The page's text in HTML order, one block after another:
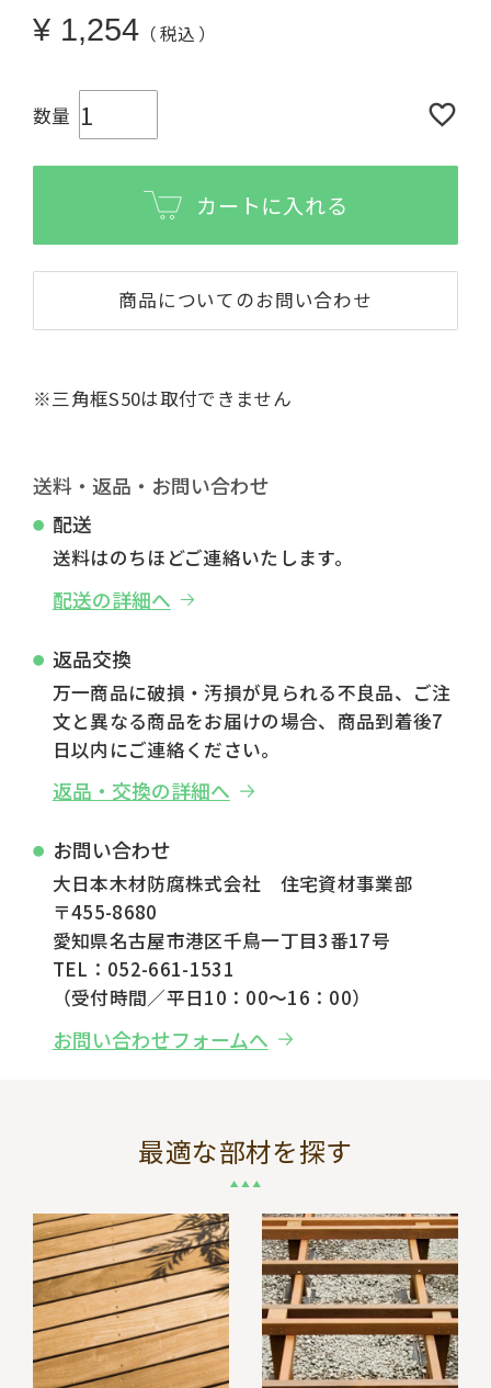
¥ 1,254 税込
カートに入れる
商品についてのお問い合わせ
※三角框S50は取付できません
送料・返品・お問い合わせ
配送
送料はのちほどご連絡いたします。
配送の詳細へ
返品交換
万一商品に破損・汚損が見られる不良品、ご注
文と異なる商品をお届けの場合、商品到着後7
日以内にご連絡ください。
返品・交換の詳細へ
お問い合わせ
大日本木材防腐株式会社 住宅資材事業部
〒455-8680
愛知県名古屋市港区千鳥一丁目3番17号
TEL：052-661-1531
（受付時間／平日10：00～16：00）
お問い合わせフォームへ
最適な部材を探す